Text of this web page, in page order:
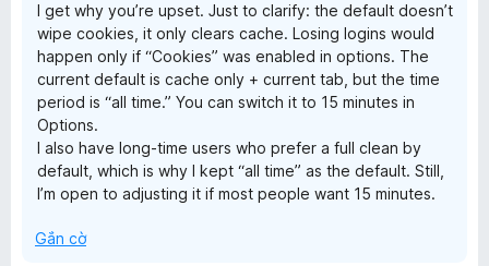
I get why you’re upset. Just to clarify: the default doesn’t
wipe cookies, it only clears cache. Losing logins would
happen only if “Cookies” was enabled in options. The
current default is cache only + current tab, but the time
period is “all time.” You can switch it to 15 minutes in
Options.
I also have long‑time users who prefer a full clean by
default, which is why I kept “all time” as the default. Still,
I’m open to adjusting it if most people want 15 minutes.
Gắn cờ